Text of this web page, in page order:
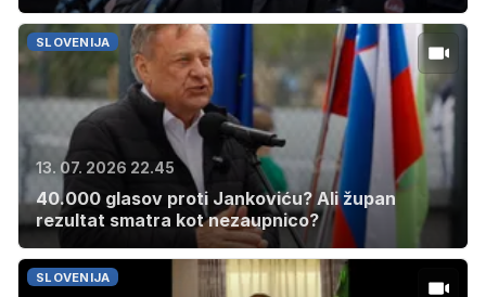
SLOVENIJA
13. 07. 2026 22.45
40.000 glasov proti Jankoviću? Ali župan
rezultat smatra kot nezaupnico?
SLOVENIJA